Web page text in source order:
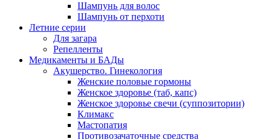
Шампунь для волос
Шампунь от перхоти
Летние серии
Для загара
Репелленты
Медикаменты и БАДы
Акушерство. Гинекология
Женские половые гормоны
Женское здоровье (таб, капс)
Женское здоровье свечи (суппозитории)
Климакс
Мастопатия
Противозачаточные средства